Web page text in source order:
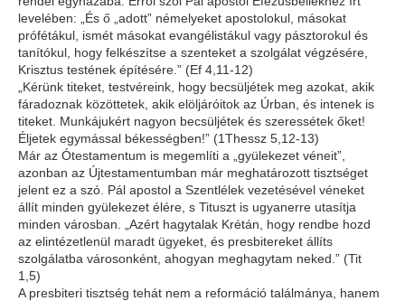
levelében:
„És ő „adott” némelyeket apostolokul, másokat
prófétákul, ismét másokat evangélistákul vagy pásztorokul és
tanítókul, hogy felkészítse a szenteket a szolgálat végzésére,
Krisztus testének építésére.” (Ef 4,11-12)
„Kérünk titeket, testvéreink, hogy becsüljétek meg azokat, akik
fáradoznak közöttetek, akik elöljáróitok az Úrban, és intenek is
titeket. Munkájukért nagyon becsüljétek és szeressétek őket!
Éljetek egymással békességben!” (1Thessz 5,12-13)
Már az Ótestamentum is megemlíti a „gyülekezet véneit”,
azonban az Újtestamentumban már meghatározott tisztséget
jelent ez a szó. Pál apostol a Szentlélek vezetésével véneket
állít minden gyülekezet élére, s Tituszt is ugyanerre utasítja
minden városban.
„Azért hagytalak Krétán, hogy rendbe hozd
az elintézetlenül maradt ügyeket, és presbitereket állíts
szolgálatba városonként, ahogyan meghagytam neked.” (Tit
1,5)
A presbiteri tisztség tehát nem a reformáció találmánya, hanem